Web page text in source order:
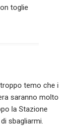
toglie
temo che i
saranno molto
la Stazione
sbagliarmi.